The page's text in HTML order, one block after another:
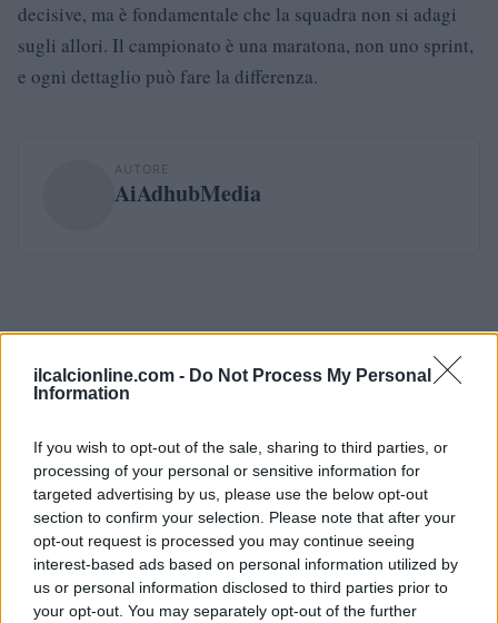
ilcalcionline.com - Do Not Process My Personal
Information
If you wish to opt-out of the sale, sharing to third parties, or
processing of your personal or sensitive information for
targeted advertising by us, please use the below opt-out
section to confirm your selection. Please note that after your
opt-out request is processed you may continue seeing
interest-based ads based on personal information utilized by
us or personal information disclosed to third parties prior to
your opt-out. You may separately opt-out of the further
decisive, ma è fondamentale che la squadra non si adagi
sugli allori. Il campionato è una maratona, non uno sprint,
e ogni dettaglio può fare la differenza.
AUTORE
AiAdhubMedia